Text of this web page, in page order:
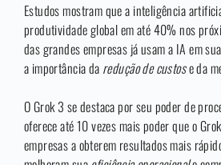
Estudos mostram que a inteligência
produtividade global em até 40% nos
das grandes empresas já usam a IA em
a importância da redução de custose da
O Grok 3 se destaca por seu poder de
oferece até 10 vezes mais poder que o
empresas a obterem resultados mais